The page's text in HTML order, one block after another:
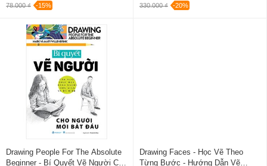
78.000 ₫ -15% 330.000 ₫ -20%
Drawing People For The Absolute
Beginner - Bí Quyết Vẽ Người Cho
Drawing Faces - Học Vẽ Theo
Từng Bước - Hướng Dẫn Vẽ